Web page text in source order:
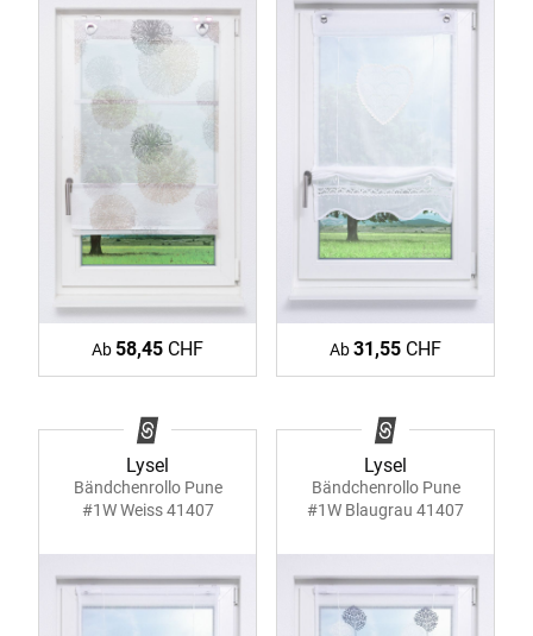
Ab 58,45 CHF Ab31,55 CHF
Lysel
Bändchenrollo Pune
#1W Weiss 41407
Lysel
Bändchenrollo Pune
#1W Blaugrau 41407